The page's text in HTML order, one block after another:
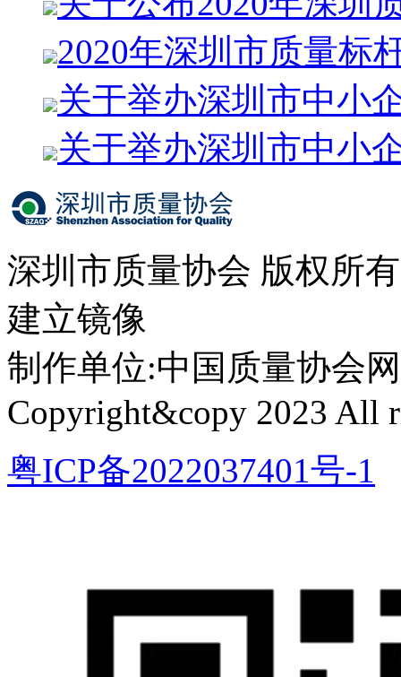
2020年深圳市质量标
关于举办深圳市中小
关于举办深圳市中小
深圳市质量协会 版权所
建立镜像
制作单位:中国质量协会
Copyright&copy 2023 All
粤ICP备2022037401号-1